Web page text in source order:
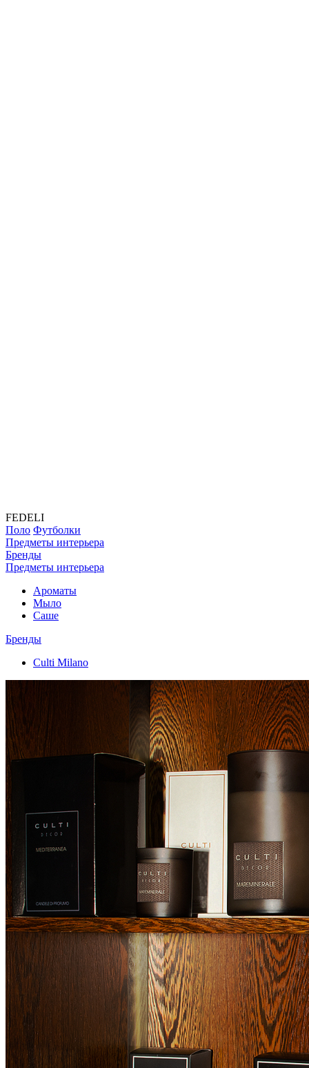
FEDELI
Поло Футболки
Предметы интерьера
Бренды
Предметы интерьера
Ароматы
Мыло
Саше
Бренды
Culti Milano